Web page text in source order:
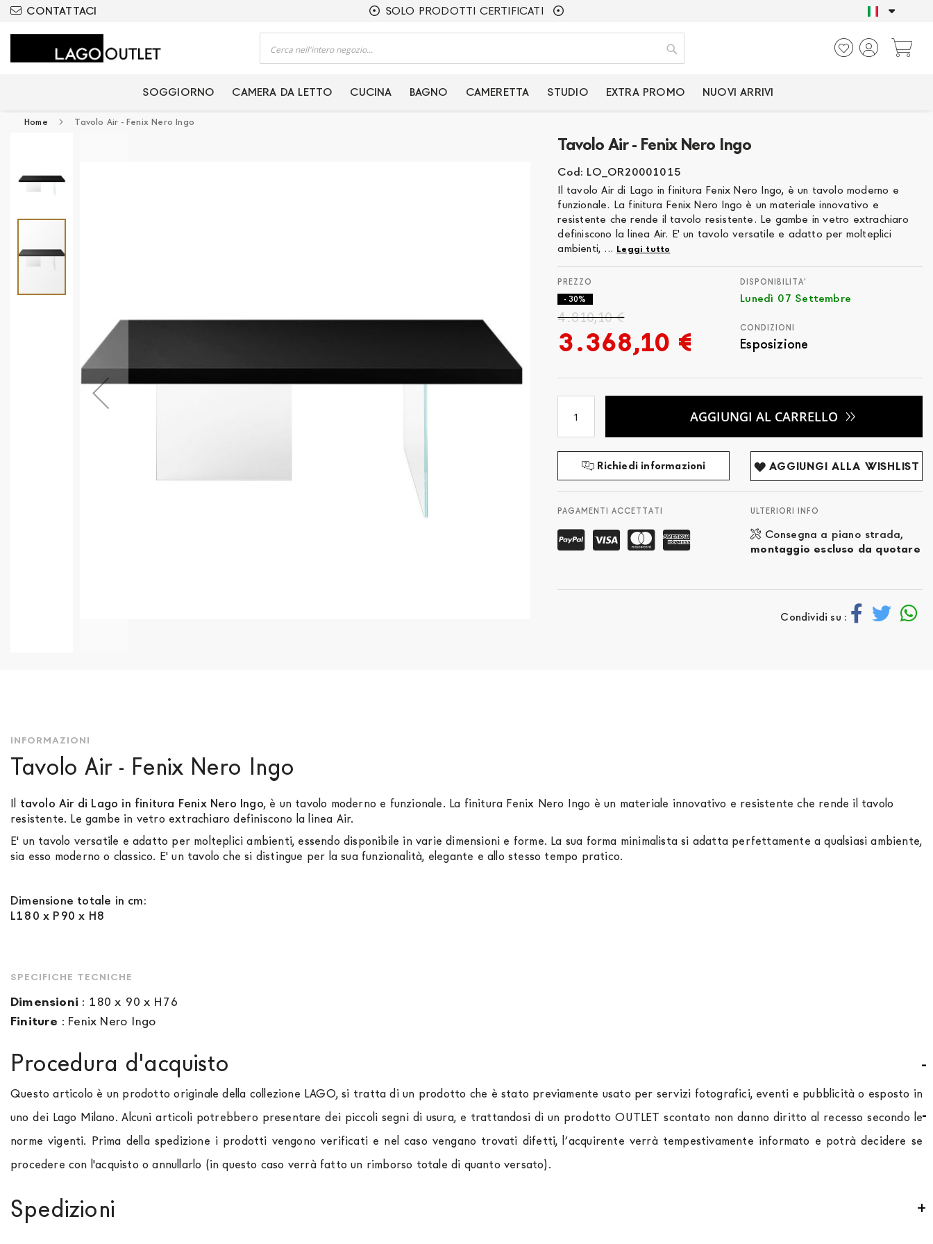
CONTATTACI
CERTIFICATI SOLO PRODOTTI CERTIFICATI SOLO PRODOTTI
Cerca
SOGGIORNO CAMERA DA LETTO CUCINA BAGNO CAMERETTA STUDIO EXTRA PROMO NUOVI ARRIVI
Home Tavolo Air - Fenix Nero Ingo
Tavolo Air - Fenix Nero Ingo
Cod: LO_OR20001015
Il tavolo Air di Lago in finitura Fenix Nero Ingo, è un tavolo moderno e
funzionale. La finitura Fenix Nero Ingo è un materiale innovativo e
resistente che rende il tavolo resistente. Le gambe in vetro extrachiaro
definiscono la linea Air. E' un tavolo versatile e adatto per molteplici
ambienti, ... Leggi tutto
3.368,10 €
4.810,10 €
- 30%
DISPONIBILITA'
Lunedì 07 Settembre
CONDIZIONI
Esposizione
AGGIUNGI AL CARRELLO
Richiedi informazioni AGGIUNGI ALLA WISHLIST
PAGAMENTI ACCETTATI ULTERIORI INFO
Consegna a piano strada,
montaggio escluso da quotare
Condividi su :
della
INFORMAZIONI
Tavolo Air - Fenix Nero Ingo
Il tavolo Air di Lago in finitura Fenix Nero Ingo, è un tavolo moderno e funzionale. La finitura Fenix Nero Ingo è un materiale innovativo e resistente che rende il tavolo
resistente. Le gambe in vetro extrachiaro definiscono la linea Air.
E' un tavolo versatile e adatto per molteplici ambienti, essendo disponibile in varie dimensioni e forme. La sua forma minimalista si adatta perfettamente a qualsiasi ambiente,
sia esso moderno o classico. E' un tavolo che si distingue per la sua funzionalità, elegante e allo stesso tempo pratico.
Dimensione totale in cm:
L180 x P90 x H8
SPECIFICHE TECNICHE
Dimensioni : 180 x 90 x H76
Finiture : Fenix Nero Ingo
Procedura d'acquisto
Questo articolo è un prodotto originale della collezione LAGO, si tratta di un prodotto che è stato previamente usato per servizi fotografici, eventi e pubblicità o esposto in
uno dei Lago Milano. Alcuni articoli potrebbero presentare dei piccoli segni di usura, e trattandosi di un prodotto OUTLET scontato non danno diritto al recesso secondo le
norme vigenti. Prima della spedizione i prodotti vengono verificati e nel caso vengano trovati difetti, l’acquirente verrà tempestivamente informato e potrà decidere se
procedere con l'acquisto o annullarlo (in questo caso verrà fatto un rimborso totale di quanto versato).
Spedizioni